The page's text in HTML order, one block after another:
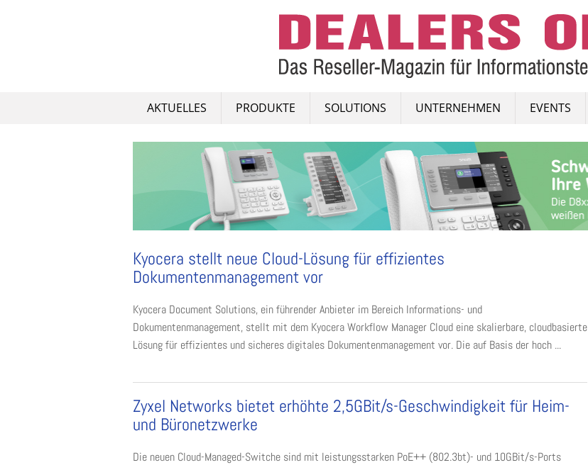
AKTUELLES PRODUKTE SOLUTIONS UNTERNEHMEN EVENTS
Kyocera stellt neue Cloud-Lösung für effizientes
Dokumentenmanagement vor
Kyocera Document Solutions, ein führender Anbieter im Bereich Informations- und
Dokumentenmanagement, stellt mit dem Kyocera Workflow Manager Cloud eine skalierbare, cloudbasierte
Lösung für effizientes und sicheres digitales Dokumentenmanagement vor. Die auf Basis der hoch ...
Zyxel Networks bietet erhöhte 2,5GBit/s-Geschwindigkeit für Heim-
und Büronetzwerke
Die neuen Cloud-Managed-Switche sind mit leistungsstarken PoE++ (802.3bt)- und 10GBit/s-Ports